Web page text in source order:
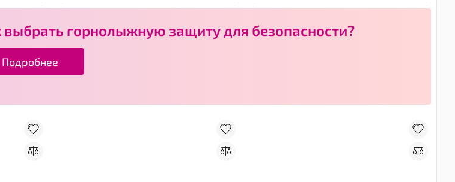
выбрать горнолыжную защиту для безопасности?
Подробнее